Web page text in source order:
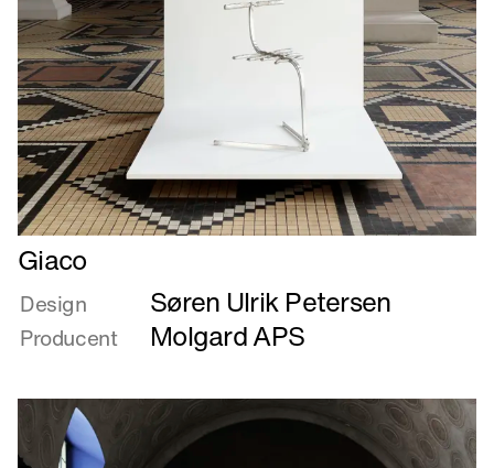
Læs
mere
om
Giaco
Giaco
Design Søren Ulrik Petersen
Producent Molgard APS